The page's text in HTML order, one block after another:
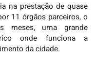
na prestação de quase
11 órgãos parceiros, o
meses, uma grande
onde funciona a
da cidade.